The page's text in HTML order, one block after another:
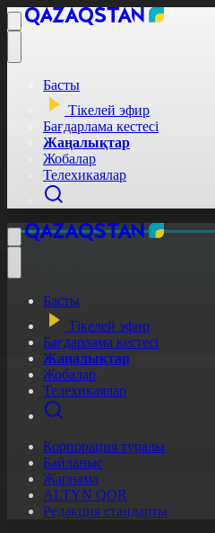
Басты
Тікелей эфир
Бағдарлама кестесі
Жаңалықтар
Жобалар
Телехикаялар
Басты
Тікелей эфир
Бағдарлама кестесі
Жаңалықтар
Жобалар
Телехикаялар
Корпорация туралы
Байланыс
Жарнама
ALTYN QOR
Редакция стандарты